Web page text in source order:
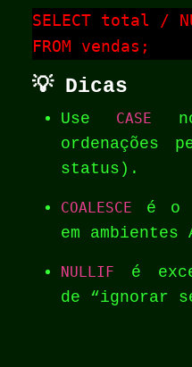
SELECT total /
FROM vendas;
💡 Dicas
Use CASE
ordenações
status).
COALESCE é o
em ambientes
NULLIF é
de “ignorar